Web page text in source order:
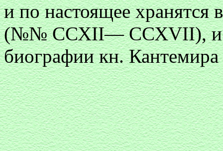
и по настоящее хранятся
(№№ ССХII— ССХVII), и
биографии кн.